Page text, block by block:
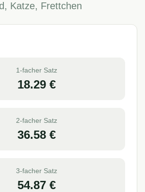
Katze, Frettchen
1-facher Satz
18.29€
2-facher Satz
36.58€
3-facher Satz
54.87€